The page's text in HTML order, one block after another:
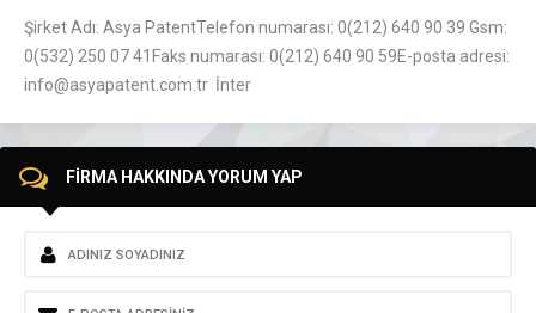
Şirket Adı: Asya PatentTelefon numarası: 0(212) 640 90 39 Gsm:
0(532) 250 07 41Faks numarası: 0(212) 640 90 59E-posta adresi:
info@asyapatent.com.tr İnter
FİRMA HAKKINDA YORUM YAP